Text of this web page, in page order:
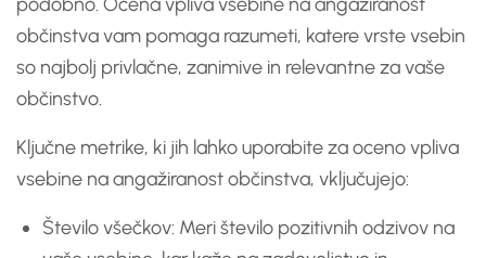
občinstva vam pomaga razumeti, katere vrste vsebin
so najbolj privlačne, zanimive in relevantne za vaše
občinstvo.
Ključne metrike, ki jih lahko uporabite za oceno vpliva
vsebine na angažiranost občinstva, vključujejo:
Število všečkov: Meri število pozitivnih odzivov na